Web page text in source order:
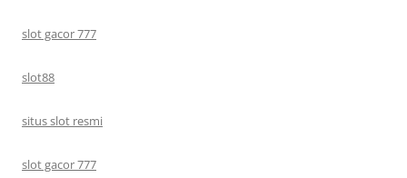
slot gacor 777
slot88
situs slot resmi
slot gacor 777